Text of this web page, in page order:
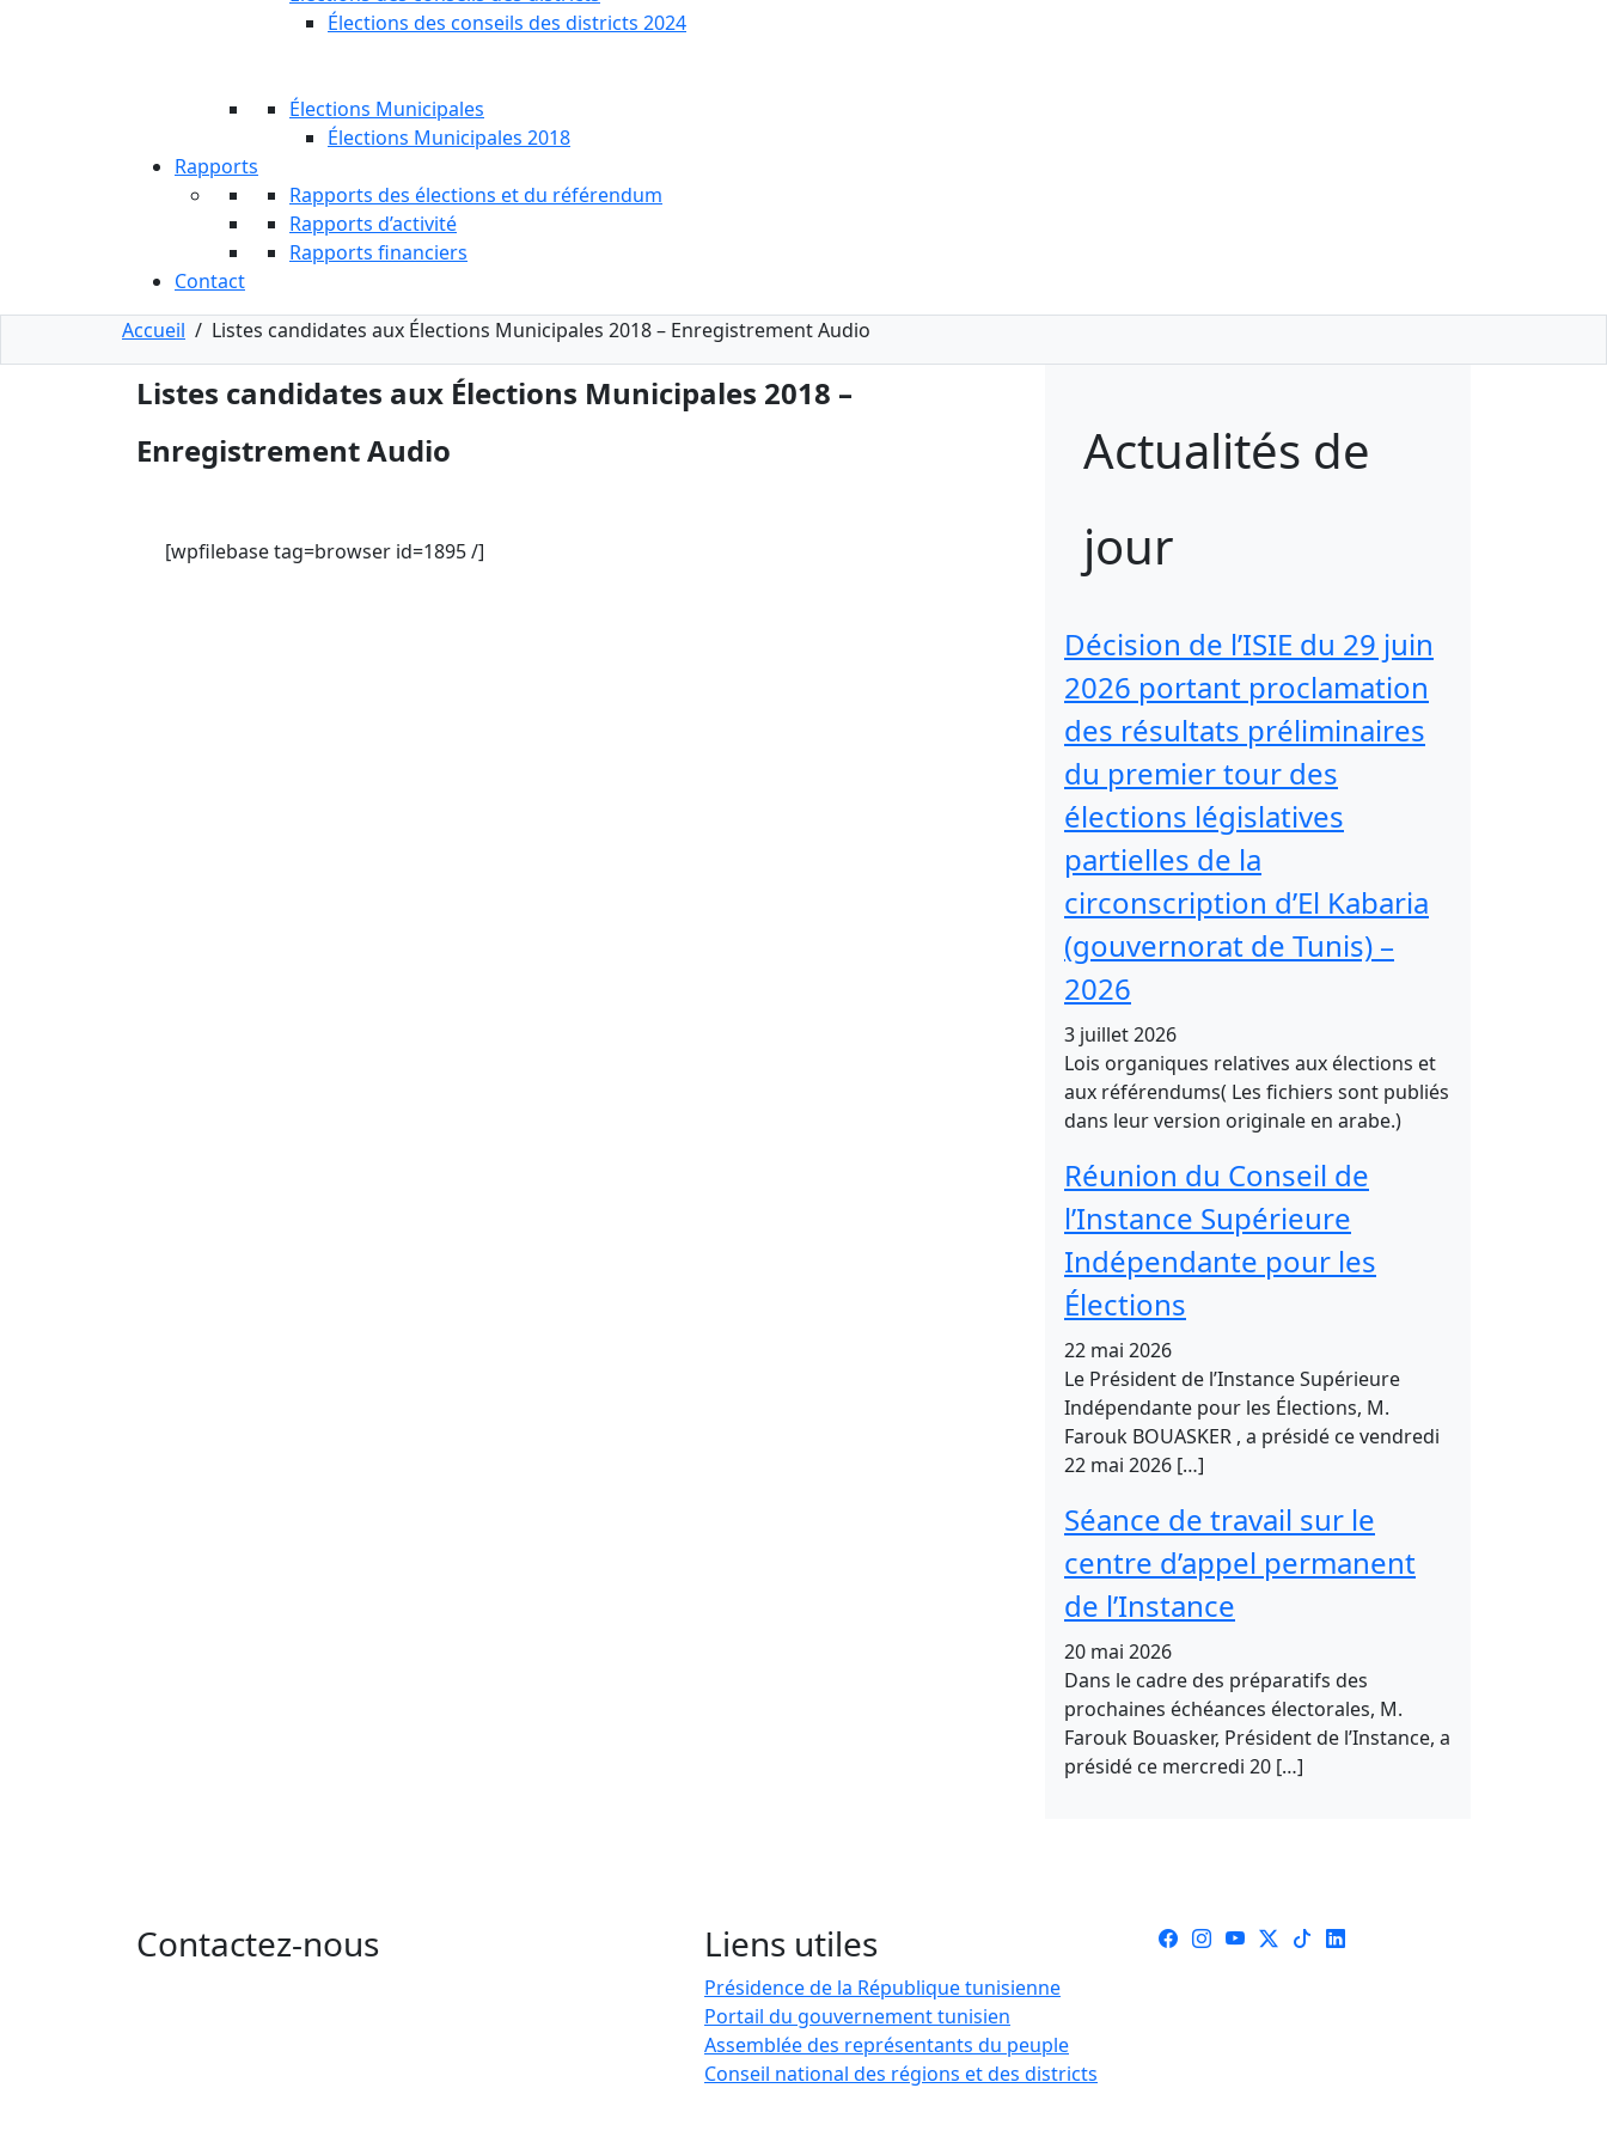
Élections des conseils des districts 2024
Élections Municipales
Élections Municipales 2018
Rapports
Rapports des élections et du référendum
Rapports d’activité
Rapports financiers
Contact
Accueil / Listes candidates aux Élections Municipales 2018 – Enregistrement Audio
Listes candidates aux Élections Municipales 2018 –
Enregistrement Audio
[wpfilebase tag=browser id=1895 /]
Actualités de
jour
Décision de l’ISIE du 29 juin
2026 portant proclamation
des résultats préliminaires
du premier tour des
élections législatives
partielles de la
circonscription d’El Kabaria
(gouvernorat de Tunis) –
2026
3 juillet 2026
Lois organiques relatives aux élections et
aux référendums( Les fichiers sont publiés
dans leur version originale en arabe.)
Réunion du Conseil de
l’Instance Supérieure
Indépendante pour les
Élections
22 mai 2026
Le Président de l’Instance Supérieure
Indépendante pour les Élections, M.
Farouk BOUASKER , a présidé ce vendredi
22 mai 2026 […]
Séance de travail sur le
centre d’appel permanent
de l’Instance
20 mai 2026
Dans le cadre des préparatifs des
prochaines échéances électorales, M.
Farouk Bouasker, Président de l’Instance, a
présidé ce mercredi 20 […]
Contactez-nous Liens utiles
Présidence de la République tunisienne
Portail du gouvernement tunisien
Assemblée des représentants du peuple
Conseil national des régions et des districts